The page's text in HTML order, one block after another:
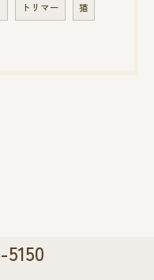
トリマー 猫